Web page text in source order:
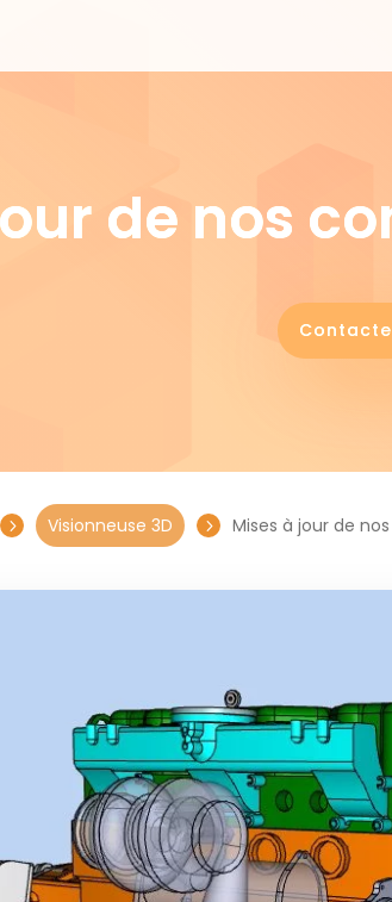
de nos
5 Visionneuse 3D 5 Mises à jour de